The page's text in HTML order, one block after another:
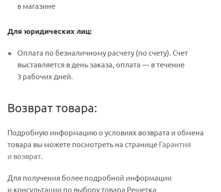
в магазине
Для юридических лиц:
Оплата по безналичному расчету (по счету). Счет
выставляется в день заказа, оплата — в течение
3 рабочих дней.
Возврат товара:
Подробную информацию о условиях возврата и обмена
товара вы можете посмотреть на странице Гарантия
и возврат.
Для получения более подробной информации
и консультации по выбору товара Решетка